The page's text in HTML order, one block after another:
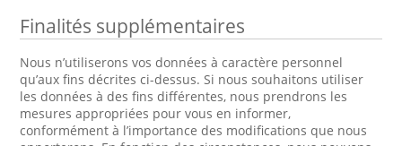
Finalités supplémentaires
Nous n’utiliserons vos données à caractère personnel
qu’aux fins décrites ci-dessus. Si nous souhaitons utiliser
les données à des fins différentes, nous prendrons les
mesures appropriées pour vous en informer,
conformément à l’importance des modifications que nous